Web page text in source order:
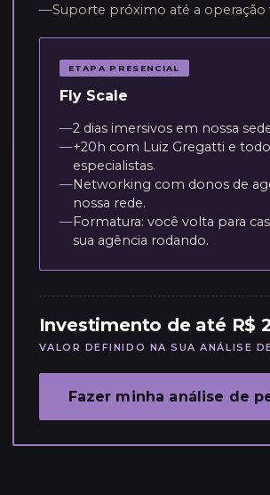
—Suporte próximo até a operação
ETAPA PRESENCIAL
Fly Scale
—2 dias imersivos em nossa
—+20h com Luiz Gregatti e
especialistas.
—Networking com donos de
nossa rede.
—Formatura: você volta para
sua agência rodando.
Investimento de até R$
VALOR DEFINIDO NA SUA ANÁLISE
Fazer minha análise de